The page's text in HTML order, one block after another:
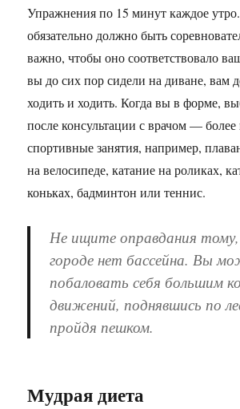
Упражнения по 15 минут каждое
обязательно должно быть
важно, чтобы оно соответствовало
вы до сих пор сидели на диване, вам
ходить и ходить. Когда вы в форме,
после консультации с врачом —
спортивные занятия, например,
на велосипеде, катание на роликах,
коньках, бадминтон или теннис.
Не ищите оправдания
городе нет бассейна. Вы
побаловать себя большим
движений, поднявшись по
пройдя пешком.
Мудрая диета